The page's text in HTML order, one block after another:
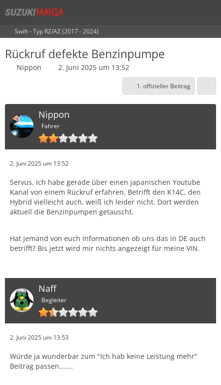
Swift - Typ RZ/AZ (2017 - 2024)
Rückruf defekte Benzinpumpe
Nippon 2. Juni 2025 um 13:52
1. offizieller Beitrag
Nippon
Fahrer
2. Juni 2025 um 13:52
Servus, ich habe gerade über einen japanischen Youtube
Kanal von einem Rückruf erfahren. Betrifft den K14C, den
Hybrid vielleicht auch, weiß ich leider nicht. Dort werden
aktuell die Benzinpumpen getauscht.
Hat jemand von euch Informationen ob uns das in DE auch
betrifft? Bis jetzt wird mir nichts angezeigt für meine VIN.
Naff
Begleiter
2. Juni 2025 um 13:53
Würde ja wunderbar zum "Ich hab keine Leistung mehr"
Beitrag passen.......